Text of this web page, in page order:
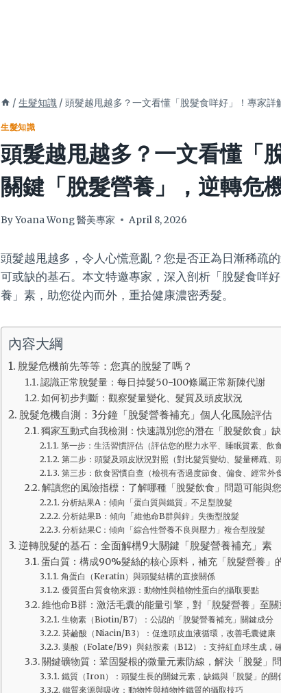
/ 生髮知識 / 頭髮越甩越多？一文看懂「脫髮食咩好」！專家
生髮知識
頭髮越甩越多？一文看懂「
關鍵「脫髮營養」，逆轉危
ByYoana Wong 醫美專家 April 8, 2026
頭髮越甩越多，令人心慌意亂？您是否正為日漸稀疏
可或缺的基石。本文特邀專家，深入剖析「脫髮食咩
養」素，助您從內而外，重拾健康濃密秀髮。
內容大綱
脫髮危機前先等等：您真的脫髮了嗎？
認識正常脫髮量：每日掉髮50-100條屬正常新陳代謝
如何初步判斷：觀察髮量變化、髮質及頭皮狀況
脫髮危機自測：3分鐘「脫髮營養補充」個人化風險評估
獨家互動式自我檢測：快速識別您的潛在「脫髮飲食」
第一步：生活習慣評估（評估您的壓力水平、睡眠質素、飲食
第二步：頭髮及頭皮狀況對照（對比髮質變幼、髮量稀疏、
第三步：飲食習慣自查（檢視有否過度節食、偏食、經常外
解讀您的風險指標：了解哪種「脫髮飲食」問題可能與
分析結果A：傾向「蛋白質與鐵質」不足型脫髮
分析結果B：傾向「維他命B群與鋅」失衡型脫髮
分析結果C：傾向「綜合性營養不良與壓力」複合型脫髮
逆轉脫髮的基石：全面解構9大關鍵「脫髮營養補充」素
蛋白質：構成90%髮絲的核心原料，補充「脫髮營養」
角蛋白（Keratin）與頭髮結構的直接關係
優質蛋白質食物來源：動物性與植物性蛋白的攝取要點
維他命B群：激活毛囊的能量引擎，對「脫髮營養」至
生物素（Biotin/B7）：公認的「脫髮營養補充」關鍵成分
菸鹼酸（Niacin/B3）：促進頭皮血液循環，改善毛囊健康
葉酸（Folate/B9）與鈷胺素（B12）：支持紅血球生成，
關鍵礦物質：鞏固髮根的微量元素防線，解決「脫髮」
鐵質（Iron）：頭髮生長的關鍵元素，缺鐵與「脫髮」的關
鐵質來源與吸收：動物性與植物性鐵質的攝取技巧